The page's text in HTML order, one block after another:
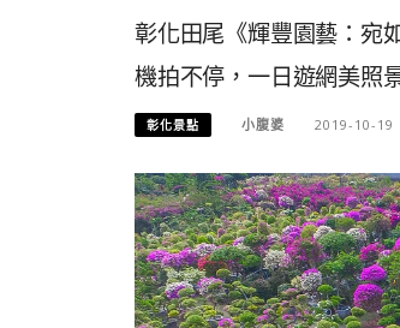
彰化田尾《輝豐園藝：宛
機拍不停，一日遊網美照
彰化景點 小腹婆 2019-10-19